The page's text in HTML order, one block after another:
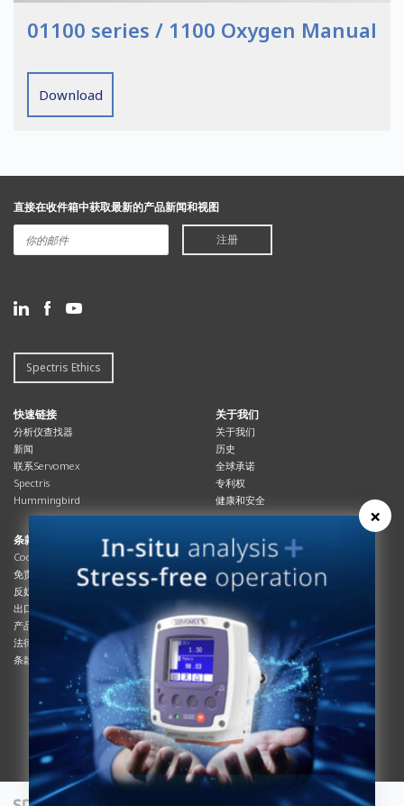
01100 series / 1100 Oxygen Manual
Download
直接在收件箱中获取最新的产品新闻和视图
注册
Spectris Ethics
快速链接
分析仪查找器
新闻
联系Servomex
Spectris
Hummingbird
关于我们
关于我们
历史
全球承诺
专利权
健康和安全
条款与合规
Cookies政策
免责声明
反奴隶制立法
出口管制
产品合规
法律和隐私声明
条款及细则
资源资源
总览
杂志
系统信息
产品手册
说明书
服务信息
白皮书
条款和条件
工艺手册
互动杂志
×